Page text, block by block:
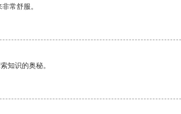
常舒服。
知识的奥秘。